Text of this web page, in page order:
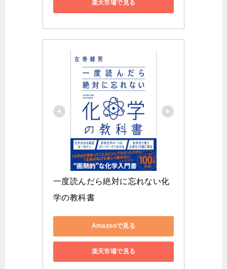
楽天市場で見る
一度読んだら絶対に忘れない化
学の教科書
Amazonで見る
楽天市場で見る